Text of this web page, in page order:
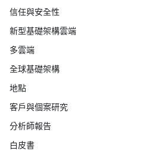
信任與安全性
新型基礎架構雲端
多雲端
全球基礎架構
地點
客戶與個案研究
分析師報告
白皮書